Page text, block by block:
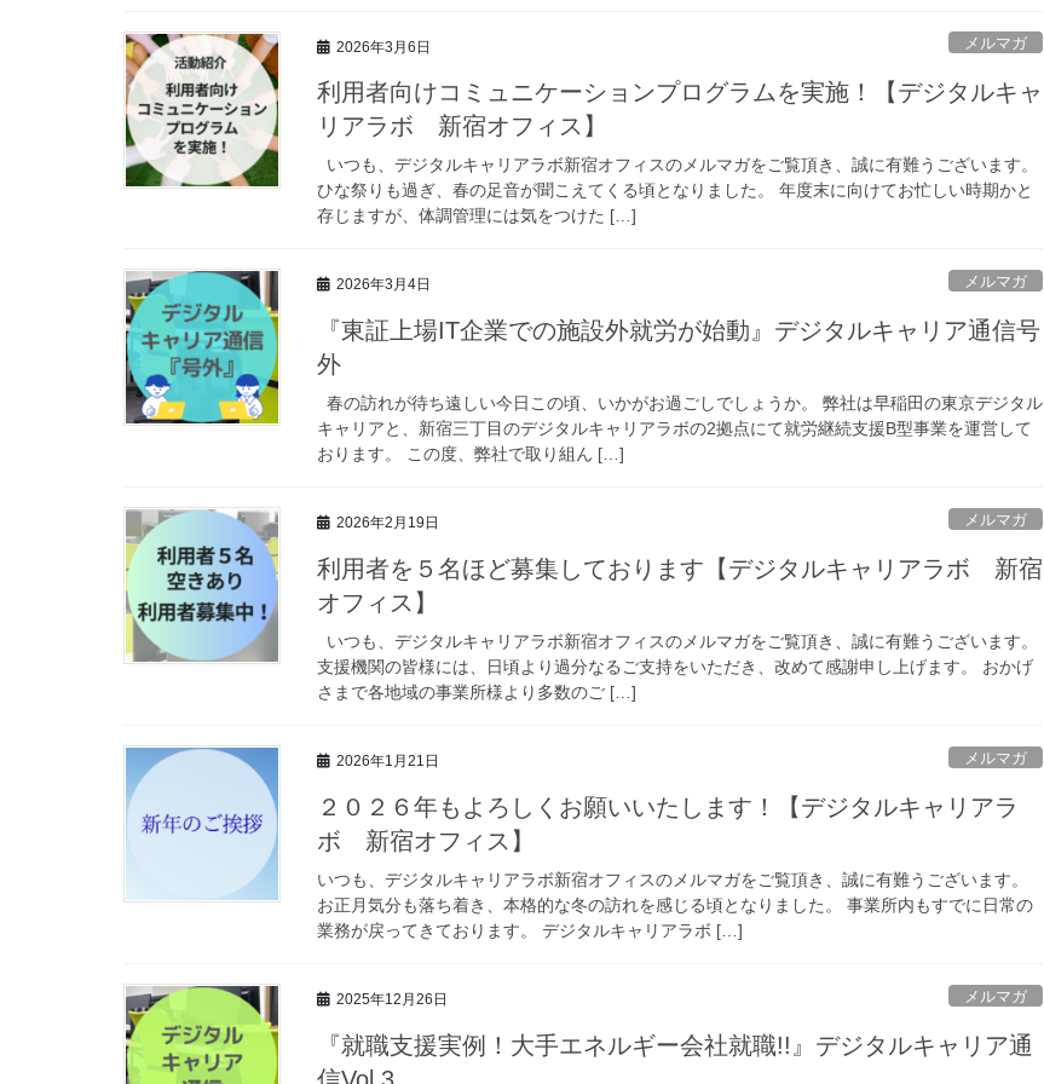
2026年3月6日 メルマガ
利用者向けコミュニケーションプログラムを実施！【デジタルキャ
リアラボ 新宿オフィス】
いつも、デジタルキャリアラボ新宿オフィスのメルマガをご覧頂き、誠に有難うございます。
ひな祭りも過ぎ、春の足音が聞こえてくる頃となりました。 年度末に向けてお忙しい時期かと
存じますが、体調管理には気をつけた […]
2026年3月4日 メルマガ
『東証上場IT企業での施設外就労が始動』デジタルキャリア通信号
外
春の訪れが待ち遠しい今日この頃、いかがお過ごしでしょうか。 弊社は早稲田の東京デジタル
キャリアと、新宿三丁目のデジタルキャリアラボの2拠点にて就労継続支援B型事業を運営して
おります。 この度、弊社で取り組ん […]
2026年2月19日 メルマガ
利用者を５名ほど募集しております【デジタルキャリアラボ 新宿
オフィス】
いつも、デジタルキャリアラボ新宿オフィスのメルマガをご覧頂き、誠に有難うございます。
支援機関の皆様には、日頃より過分なるご支持をいただき、改めて感謝申し上げます。 おかげ
さまで各地域の事業所様より多数のご […]
2026年1月21日 メルマガ
２０２６年もよろしくお願いいたします！【デジタルキャリアラ
ボ 新宿オフィス】
いつも、デジタルキャリアラボ新宿オフィスのメルマガをご覧頂き、誠に有難うございます。
お正月気分も落ち着き、本格的な冬の訪れを感じる頃となりました。 事業所内もすでに日常の
業務が戻ってきております。 デジタルキャリアラボ […]
2025年12月26日 メルマガ
『就職支援実例！大手エネルギー会社就職!!』デジタルキャリア通
信Vol.3